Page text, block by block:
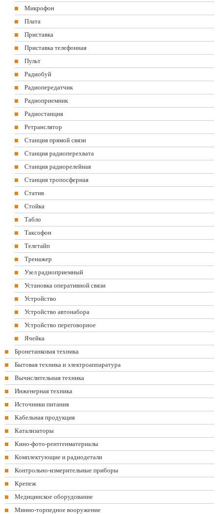
Микрофон
Плата
Приставка
Приставка телефонная
Пульт
Радиобуй
Радиопередатчик
Радиоприемник
Радиостанция
Ретранслятор
Станция прямой связи
Станция радиоперехвата
Станция радиорелейная
Станция тропосферная
Статив
Стойка
Табло
Таксофон
Телетайп
Тренажер
Узел радиоприемный
Установка оперативной связи
Устройство
Устройство автонабора
Устройство переговорное
Ячейка
Бронетанковая техника
Бытовая техника и электроаппаратура
Вычислительная техника
Инженерная техника
Источники питания
Кабельная продукция
Катализаторы
Кино-фото-рентгенматериалы
Комплектующие и радиодетали
Контрольно-измерительные приборы
Крепеж
Медицинское оборудование
Минно-торпедное вооружение